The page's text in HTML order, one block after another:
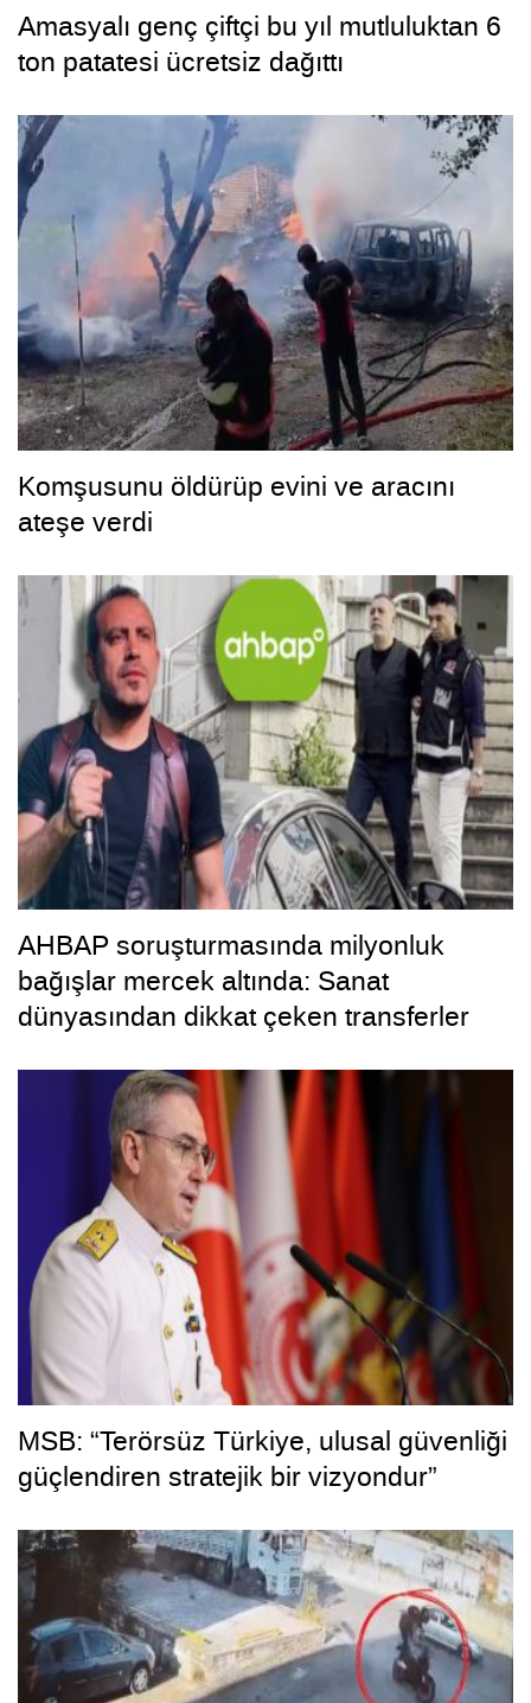
Amasyalı genç çiftçi bu yıl mutluluktan 6
ton patatesi ücretsiz dağıttı
Komşusunu öldürüp evini ve aracını
ateşe verdi
AHBAP soruşturmasında milyonluk
bağışlar mercek altında: Sanat
dünyasından dikkat çeken transferler
MSB: “Terörsüz Türkiye, ulusal güvenliği
güçlendiren stratejik bir vizyondur”